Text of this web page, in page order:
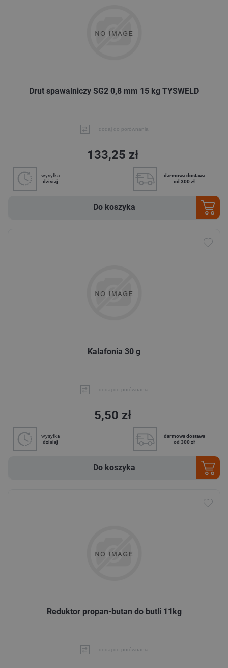
Drut spawalniczy SG2 0,8 mm 15 kg TYSWELD
dodaj do porównania
133,25 zł
wysyłka
dzisiaj
darmowa dostawa
od 300 zł
Do koszyka
Kalafonia 30 g
dodaj do porównania
5,50 zł
wysyłka
dzisiaj
darmowa dostawa
od 300 zł
Do koszyka
Reduktor propan-butan do butli 11kg
dodaj do porównania